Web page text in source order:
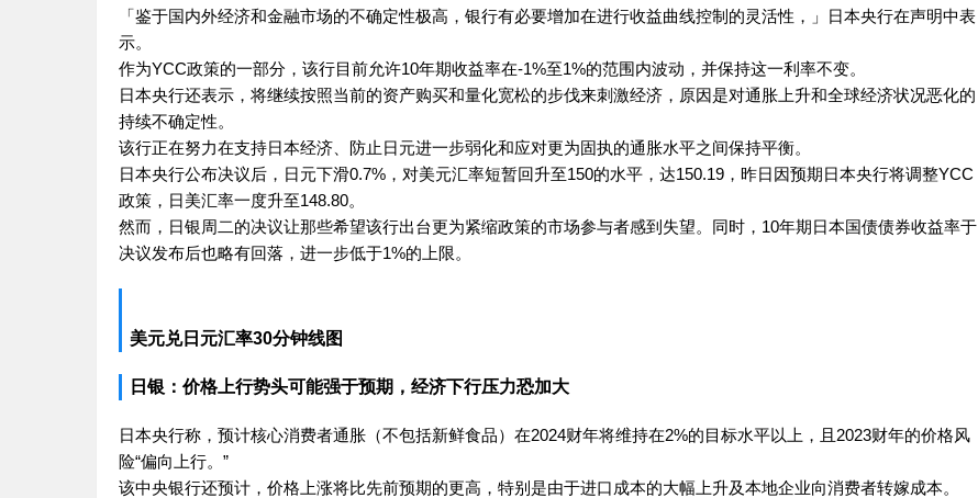
「鉴于国内外经济和金融市场的不确定性极高，银行有必要增加在进行收益曲线控制的灵活性，」日本央行在声明中表
示。
作为YCC政策的一部分，该行目前允许10年期收益率在-1%至1%的范围内波动，并保持这一利率不变。
日本央行还表示，将继续按照当前的资产购买和量化宽松的步伐来刺激经济，原因是对通胀上升和全球经济状况恶化的
持续不确定性。
该行正在努力在支持日本经济、防止日元进一步弱化和应对更为固执的通胀水平之间保持平衡。
日本央行公布决议后，日元下滑0.7%，对美元汇率短暂回升至150的水平，达150.19，昨日因预期日本央行将调整YCC
政策，日美汇率一度升至148.80。
然而，日银周二的决议让那些希望该行出台更为紧缩政策的市场参与者感到失望。同时，10年期日本国债债券收益率于
决议发布后也略有回落，进一步低于1%的上限。
美元兑日元汇率30分钟线图
日银：价格上行势头可能强于预期，经济下行压力恐加大
日本央行称，预计核心消费者通胀（不包括新鲜食品）在2024财年将维持在2%的目标水平以上，且2023财年的价格风
险“偏向上行。”
该中央银行还预计，价格上涨将比先前预期的更高，特别是由于进口成本的大幅上升及本地企业向消费者转嫁成本。